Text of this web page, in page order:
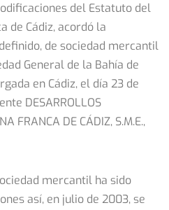
del Estatuto del
de Cádiz, acordó la
de sociedad mercantil
General de la Bahía de
en Cádiz, el día 23 de
DESARROLLOS
FRANCA DE CÁDIZ, S.M.E.,
mercantil ha sido
así, en julio de 2003, se